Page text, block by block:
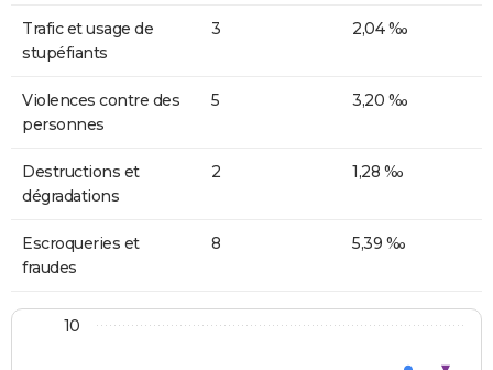
Trafic et usage de
stupéfiants
3 2,04 ‰
Violences contre des
personnes
5 3,20 ‰
Destructions et
dégradations
2 1,28 ‰
Escroqueries et
fraudes
8 5,39 ‰
10